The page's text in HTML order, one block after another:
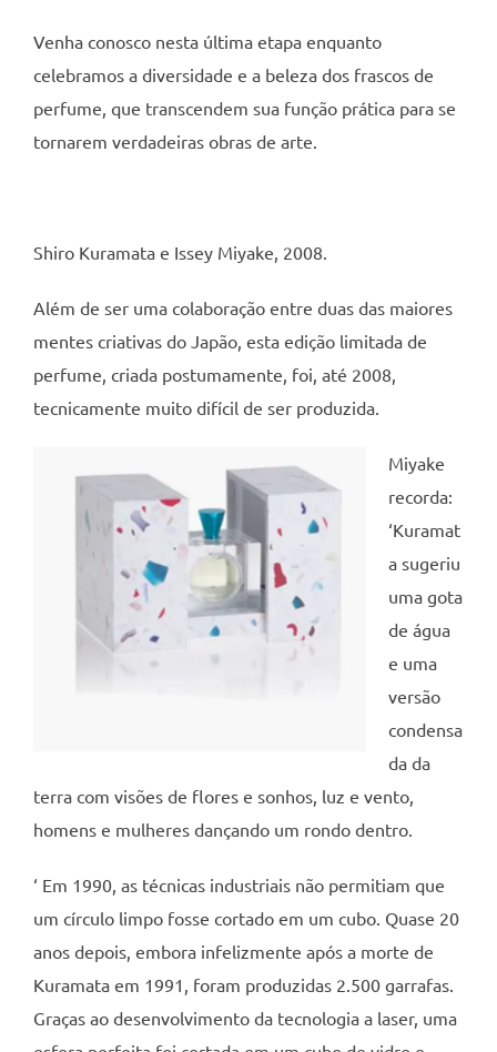
Venha conosco nesta última etapa enquanto
celebramos a diversidade e a beleza dos frascos de
perfume, que transcendem sua função prática para se
tornarem verdadeiras obras de arte.
Shiro Kuramata e Issey Miyake, 2008.
Além de ser uma colaboração entre duas das maiores
mentes criativas do Japão, esta edição limitada de
perfume, criada postumamente, foi, até 2008,
tecnicamente muito difícil de ser produzida.
Miyake
recorda:
‘Kuramat
a sugeriu
uma gota
de água
e uma
versão
condensa
da da
terra com visões de flores e sonhos, luz e vento,
homens e mulheres dançando um rondo dentro.
‘ Em 1990, as técnicas industriais não permitiam que
um círculo limpo fosse cortado em um cubo. Quase 20
anos depois, embora infelizmente após a morte de
Kuramata em 1991, foram produzidas 2.500 garrafas.
Graças ao desenvolvimento da tecnologia a laser, uma